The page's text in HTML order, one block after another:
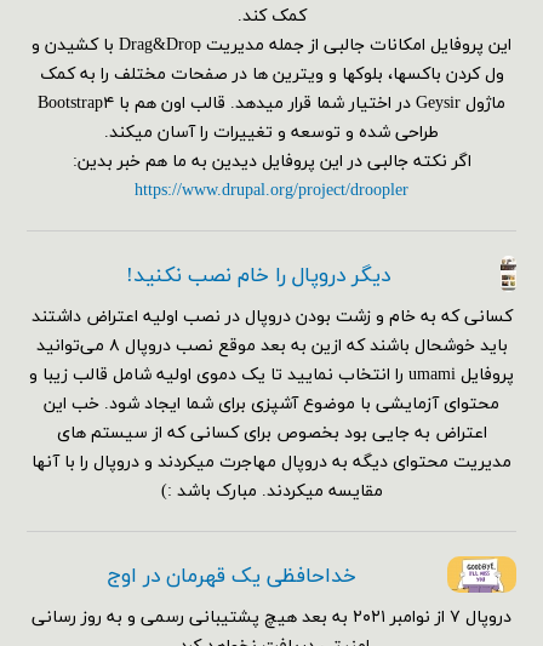
کمک کند.
این پروفایل امکانات جالبی از جمله مدیریت Drag&Drop با کشیدن و
ول کردن باکسها، بلوکها و ویترین ها در صفحات مختلف را به کمک
ماژول Geysir در اختیار شما قرار میدهد. قالب اون هم با Bootstrap۴
طراحی شده و توسعه و تغییرات را آسان میکند.
اگر نکته جالبی در این پروفایل دیدین به ما هم خبر بدین:
https://www.drupal.org/project/droopler
دیگر دروپال را خام نصب نکنید!
کسانی که به خام و زشت بودن دروپال در نصب اولیه اعتراض داشتند
باید خوشحال باشند که ازین به بعد موقع نصب دروپال ۸ می‌توانید
پروفایل umami را انتخاب نمایید تا یک دموی اولیه شامل قالب زیبا و
محتوای آزمایشی با موضوع آشپزی برای شما ایجاد شود. خب این
اعتراض به جایی بود بخصوص برای کسانی که از سیستم های
مدیریت محتوای دیگه به دروپال مهاجرت میکردند و دروپال را با آنها
مقایسه میکردند. مبارک باشد :)
خداحافظی یک قهرمان در اوج
دروپال ۷ از نوامبر ۲۰۲۱ به بعد هیچ پشتیبانی رسمی و به روز رسانی